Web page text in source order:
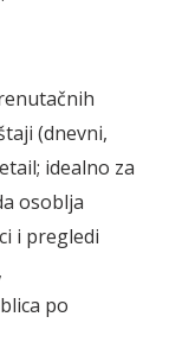
(dnevni,
idealno za
osoblja
i pregledi
po